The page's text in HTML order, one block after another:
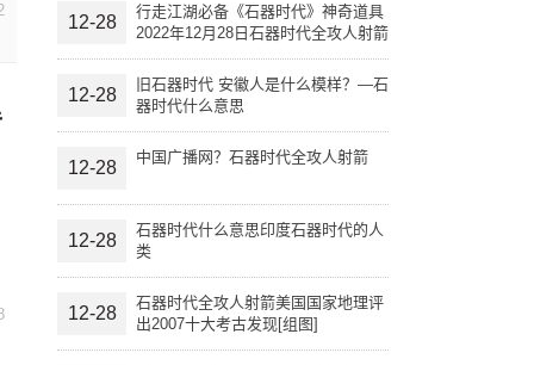
12-28
行走江湖必备《石器时代》神奇道具
2022年12月28日石器时代全攻人射箭
12-28
旧石器时代 安徽人是什么模样？—石
器时代什么意思
12-28
中国广播网？石器时代全攻人射箭
12-28
石器时代什么意思印度石器时代的人
类
12-28
石器时代全攻人射箭美国国家地理评
出2007十大考古发现[组图]